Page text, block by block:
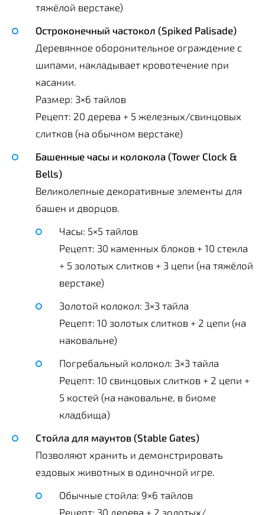
тяжёлой верстаке)
Остроконечный частокол (Spiked Palisade)
Деревянное оборонительное ограждение с
шипами, накладывает кровотечение при
касании.
Размер: 3×6 тайлов
Рецепт: 20 дерева + 5 железных/свинцовых
слитков (на обычном верстаке)
Башенные часы и колокола (Tower Clock &
Bells)
Великолепные декоративные элементы для
башен и дворцов.
Часы: 5×5 тайлов
Рецепт: 30 каменных блоков + 10 стекла
+ 5 золотых слитков + 3 цепи (на тяжёлой
верстаке)
Золотой колокол: 3×3 тайла
Рецепт: 10 золотых слитков + 2 цепи (на
наковальне)
Погребальный колокол: 3×3 тайла
Рецепт: 10 свинцовых слитков + 2 цепи +
5 костей (на наковальне, в биоме
кладбища)
Стойла для маунтов (Stable Gates)
Позволяют хранить и демонстрировать
ездовых животных в одиночной игре.
Обычные стойла: 9×6 тайлов
Рецепт: 30 дерева + 2 золотых/